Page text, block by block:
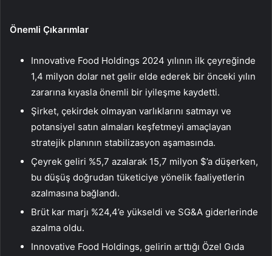
Önemli Çıkarımlar
Innovative Food Holdings 2024 yılının ilk çeyreğinde
1,4 milyon dolar net gelir elde ederek bir önceki yılın
zararına kıyasla önemli bir iyileşme kaydetti.
Şirket, çekirdek olmayan varlıklarını satmayı ve
potansiyel satın almaları keşfetmeyi amaçlayan
stratejik planının stabilizasyon aşamasında.
Çeyrek geliri %5,7 azalarak 15,7 milyon $’a düşerken,
bu düşüş doğrudan tüketiciye yönelik faaliyetlerin
azalmasına bağlandı.
Brüt kar marjı %24,4’e yükseldi ve SG&A giderlerinde
azalma oldu.
Innovative Food Holdings, gelirin arttığı Özel Gıda